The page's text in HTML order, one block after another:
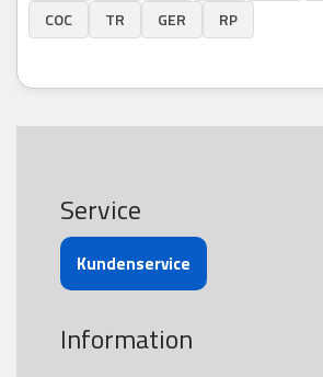
COC
TR GER RP
Service
Kundenservice
Information